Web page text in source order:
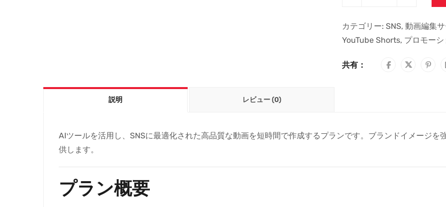
カテゴリー: SNS, 動画編集
YouTube Shorts, プロモー
共有：
説明 レビュー (0)
AIツールを活用し、SNSに最適化された高品質な動画を短時間で作成するプランです。ブランドイメージを
供します。
プラン概要